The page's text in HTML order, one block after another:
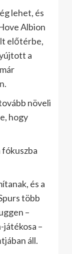
lehet, és
Albion
előtérbe,
a
növeli
hogy
és a
több
–
–
áll.